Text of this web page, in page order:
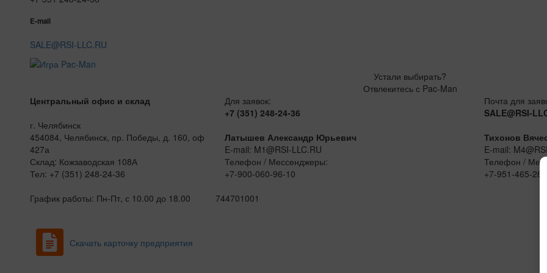
E-mail
SALE@RSI-LLC.RU
Устали выбирать?
Отвлекитесь с Pac-Man
Центральный офис и склад
г. Челябинск
454084, Челябинск, пр. Победы, д. 160, оф
427а
Склад: Кожзаводская 108А
Тел: +7 (351) 248-24-36
График работы: Пн-Пт, с 10.00 до 18.00
Для заявок:
+7 (351) 248-24-36
Латышев Александр Юрьевич
E-mail: M1@RSI-LLC.RU
Телефон / Мессенджеры:
+7-900-060-96-10
Почта для
SALE@RSI-
Тихонов
E-mail:
Телефон /
+7-951-465-28-
744701001
Скачать карточку предприятия